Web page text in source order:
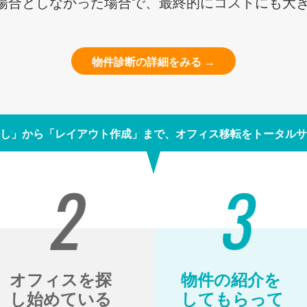
物件診断の詳細をみる →
」から「レイアウト作成」まで、オフィス移転をトータル
オフィスを探
し始めている
物件の紹介を
してもらって